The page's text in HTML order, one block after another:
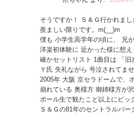
そうですか！ Ｓ＆Ｇ行かれま
羨ましい限りです。m(__)m
僕も 小学生高学年の頃に、 兄
洋楽初体験に 近かった様に想
確かセットリスト 1曲目は 「
Ｙ氏 失礼ながら 号泣されてま
2005年 大阪 京セラドームで、
崩れている 奥様方 御姉様方が
ポール生で観たこと以上にビッ
Ｓ＆Ｇの81年のセントラルパ